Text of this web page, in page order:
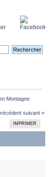
Montagne
suivant »
IMPRIMER